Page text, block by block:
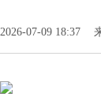
2026-07-09 18:37